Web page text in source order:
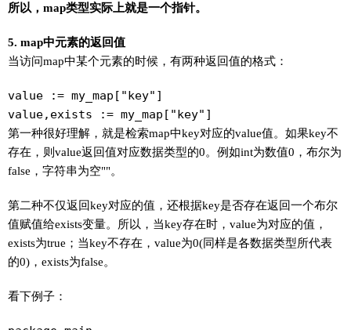
所以，map类型实际上就是一个指针。
5. map中元素的返回值
当访问map中某个元素的时候，有两种返回值的格式：
value := my_map["key"]
value,exists := my_map["key"]
第一种很好理解，就是检索map中key对应的value值。如果key不
存在，则value返回值对应数据类型的0。例如int为数值0，布尔为
false，字符串为空""。
第二种不仅返回key对应的值，还根据key是否存在返回一个布尔
值赋值给exists变量。所以，当key存在时，value为对应的值，
exists为true；当key不存在，value为0(同样是各数据类型所代表
的0)，exists为false。
看下例子：